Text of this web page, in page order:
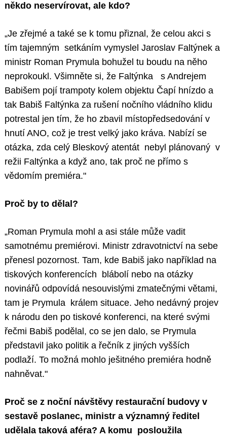
někdo neservírovat, ale kdo?
„Je zřejmé a také se k tomu přiznal, že celou akci s
tím tajemným setkáním vymyslel Jaroslav Faltýnek a
ministr Roman Prymula bohužel tu boudu na něho
neprokoukl. Všimněte si, že Faltýnka s Andrejem
Babišem pojí trampoty kolem objektu Čapí hnízdo a
tak Babiš Faltýnka za rušení nočního vládního klidu
potrestal jen tím, že ho zbavil místopředsedování v
hnutí ANO, což je trest velký jako kráva. Nabízí se
otázka, zda celý Bleskový atentát nebyl plánovaný v
režii Faltýnka a když ano, tak proč ne přímo s
vědomím premiéra."
Proč by to dělal?
„Roman Prymula mohl a asi stále může vadit
samotnému premiérovi. Ministr zdravotnictví na sebe
přenesl pozornost. Tam, kde Babiš jako například na
tiskových konferencích blábolí nebo na otázky
novinářů odpovídá nesouvislými zmatečnými větami,
tam je Prymula králem situace. Jeho nedávný projev
k národu den po tiskové konferenci, na které svými
řečmi Babiš podělal, co se jen dalo, se Prymula
představil jako politik a řečník z jiných vyšších
podlaží. To možná mohlo ješitného premiéra hodně
nahněvat."
Proč se z noční návštěvy restaurační budovy v
sestavě poslanec, ministr a významný ředitel
udělala taková aféra? A komu posloužila